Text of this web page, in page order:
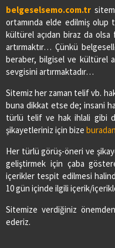
belgeselsemo.com.tr
ortamında elde edilmiş olup
kültürel açıdan biraz da olsa
artırmaktır… Çünkü
beraber, bilgisel ve kültürel
sevgisini artırmaktadır…
Sitemiz her zaman telif vb.
buna dikkat etse de; insani
türlü telif ve hak ihlali gibi
şikayetleriniz için bize buradan
Her türlü görüş-öneri ve
geliştirmek için çaba
içerikler tespit edilmesi
10 gün içinde ilgili içerik/
Sitemize verdiğiniz
ederiz.